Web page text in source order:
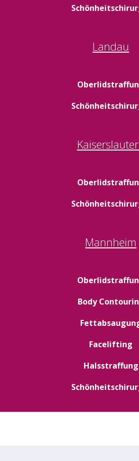
Landau
Mannheim
Body
Facelifting
Halsstraffung